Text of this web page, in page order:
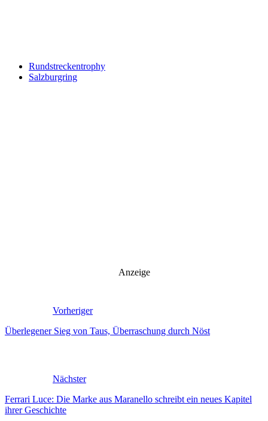
Rundstreckentrophy
Salzburgring
Anzeige
Vorheriger
Überlegener Sieg von Taus, Überraschung durch Nöst
Nächster
Ferrari Luce: Die Marke aus Maranello schreibt ein neues Kapitel
ihrer Geschichte